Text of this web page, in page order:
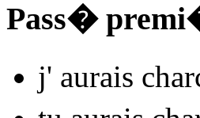
Pass�
j' aurais